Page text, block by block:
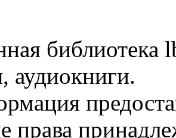
библиотека
аудиокниги.
права